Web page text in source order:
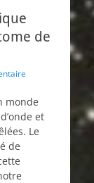
de
monde
et
Le
de